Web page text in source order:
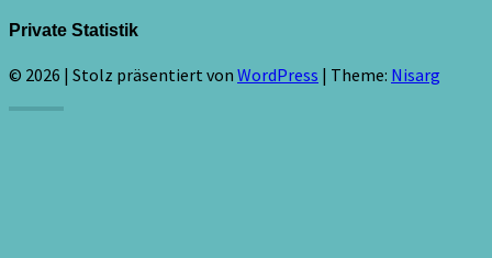
Private Statistik
© 2026 | Stolz präsentiert von WordPress | Theme: Nisarg